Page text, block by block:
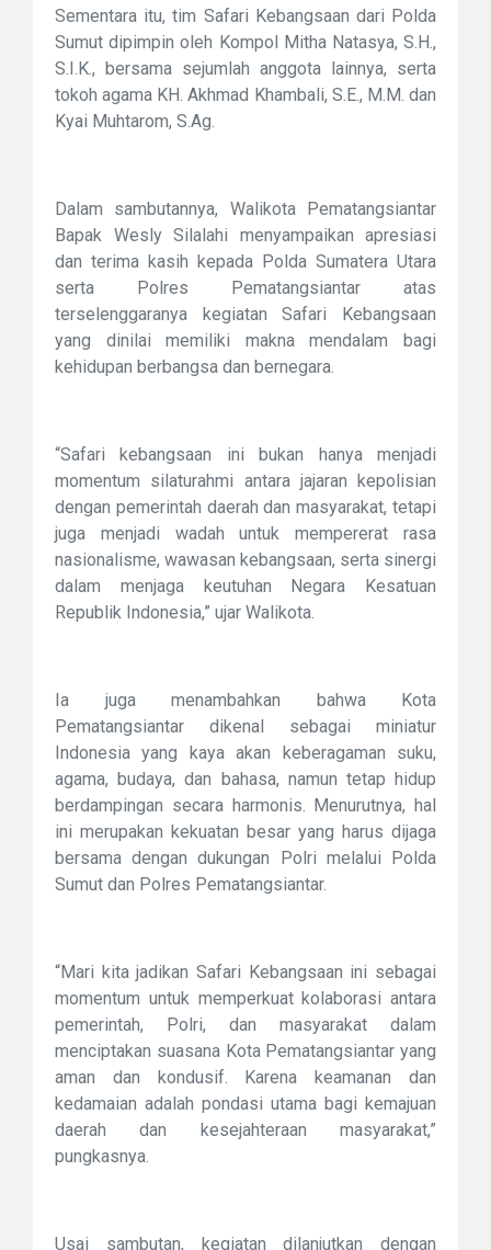
Sementara itu, tim Safari Kebangsaan dari Polda
Sumut dipimpin oleh Kompol Mitha Natasya, S.H.,
S.I.K., bersama sejumlah anggota lainnya, serta
tokoh agama KH. Akhmad Khambali, S.E., M.M. dan
Kyai Muhtarom, S.Ag.
Dalam sambutannya, Walikota Pematangsiantar
Bapak Wesly Silalahi menyampaikan apresiasi
dan terima kasih kepada Polda Sumatera Utara
serta Polres Pematangsiantar atas
terselenggaranya kegiatan Safari Kebangsaan
yang dinilai memiliki makna mendalam bagi
kehidupan berbangsa dan bernegara.
“Safari kebangsaan ini bukan hanya menjadi
momentum silaturahmi antara jajaran kepolisian
dengan pemerintah daerah dan masyarakat, tetapi
juga menjadi wadah untuk mempererat rasa
nasionalisme, wawasan kebangsaan, serta sinergi
dalam menjaga keutuhan Negara Kesatuan
Republik Indonesia,” ujar Walikota.
Ia juga menambahkan bahwa Kota
Pematangsiantar dikenal sebagai miniatur
Indonesia yang kaya akan keberagaman suku,
agama, budaya, dan bahasa, namun tetap hidup
berdampingan secara harmonis. Menurutnya, hal
ini merupakan kekuatan besar yang harus dijaga
bersama dengan dukungan Polri melalui Polda
Sumut dan Polres Pematangsiantar.
“Mari kita jadikan Safari Kebangsaan ini sebagai
momentum untuk memperkuat kolaborasi antara
pemerintah, Polri, dan masyarakat dalam
menciptakan suasana Kota Pematangsiantar yang
aman dan kondusif. Karena keamanan dan
kedamaian adalah pondasi utama bagi kemajuan
daerah dan kesejahteraan masyarakat,”
pungkasnya.
Usai sambutan, kegiatan dilanjutkan dengan